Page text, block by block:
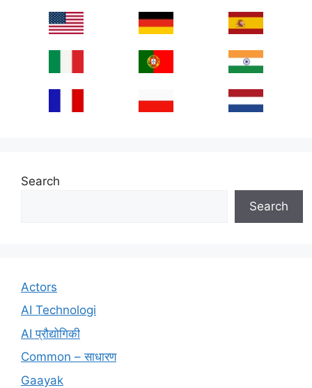
Search
Search
Actors
AI Technologi
AI प्रौद्योगिकी
Common – साधारण
Gaayak